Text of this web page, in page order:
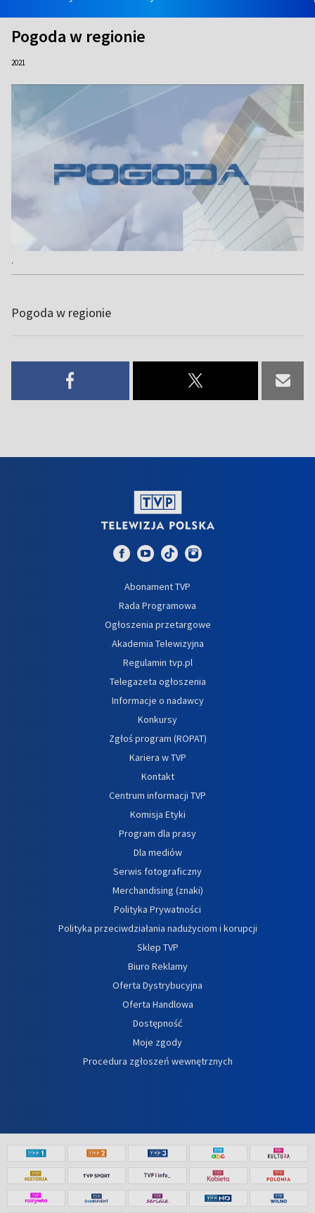
Pogoda w regionie
2021
.
Pogoda w regionie
Abonament TVP
Rada Programowa
Ogłoszenia przetargowe
Akademia Telewizyjna
Regulamin tvp.pl
Telegazeta ogłoszenia
Informacje o nadawcy
Konkursy
Zgłoś program (ROPAT)
Kariera w TVP
Kontakt
Centrum informacji TVP
Komisja Etyki
Program dla prasy
Dla mediów
Serwis fotograficzny
Merchandising (znaki)
Polityka Prywatności
Polityka przeciwdziałania nadużyciom i korupcji
Sklep TVP
Biuro Reklamy
Oferta Dystrybucyjna
Oferta Handlowa
Dostępność
Moje zgody
Procedura zgłoszeń wewnętrznych